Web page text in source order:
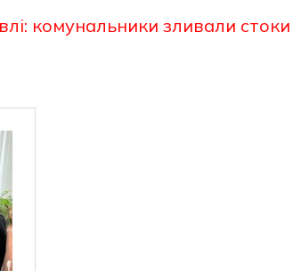
комунальники зливали